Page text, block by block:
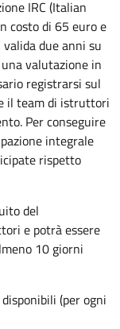
IRC (Italian
costo di 65 euro e
due anni su
valutazione in
registrarsi sul
il team di istruttori
Per conseguire
integrale
rispetto
del
e potrà essere
10 giorni
(per ogni